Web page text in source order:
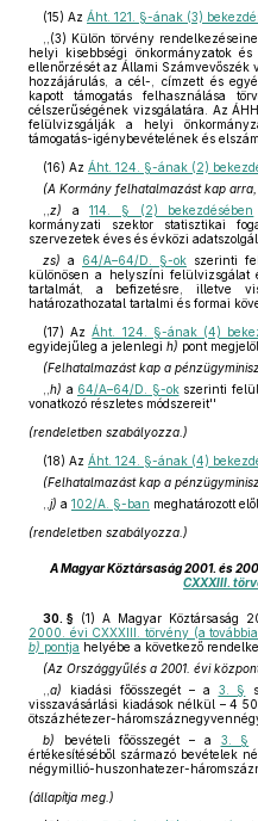
(15) Az Áht. 121. §-ának (3)
,,(3) Külön törvény
helyi kisebbségi önkormányzatok
ellenőrzését az Állami Számvevőszék
hozzájárulás, a cél-, címzett és
kapott támogatás felhasználása
célszerűségének vizsgálatára. Az
felülvizsgálják a helyi
támogatás-igénybevételének és
(16) Az Áht. 124. §-ának (2)
(A Kormány felhatalmazást kap
z) a114. § (2) bekezdésében
kormányzati szektor statisztikai
szervezetek éves és évközi
zs) a 64/A–64/D. §-ok szerinti
különösen a helyszíni felülvizsgálat
tartalmát, a befizetésre, illetve
határozathozatal tartalmi és formai
(17) AzÁht. 124. §-ának (4)
egyidejűleg a jelenlegi h) pont
(Felhatalmazást kap a
h) a 64/A–64/D. §-okszerinti
vonatkozó részletes módszereit''
(rendeletben szabályozza.)
(18) Az Áht. 124. §-ának (4)
(Felhatalmazást kap a
j) a 102/A. §-ban meghatározott
(rendeletben szabályozza.)
A Magyar Köztársaság 2001. és
CXXXIII.
30. § (1) A Magyar Köztársaság
2000. évi CXXXIII. törvény (a
b) pontja helyébe a következő
(Az Országgyűlés a 2001. évi
a) kiadási főösszegét – a 3. §
visszavásárlási kiadások nélkül – 4
ötszázhétezer-
b) bevételi főösszegét – a 3. §
értékesítéséből származó bevételek
négymillió-huszonhatezer-
(állapítja meg.)